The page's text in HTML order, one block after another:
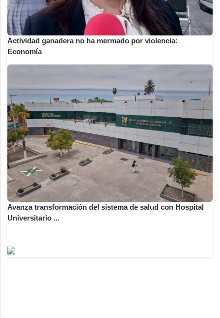
Actividad ganadera no ha mermado por violencia:
Economía
Avanza transformación del sistema de salud con Hospital
Universitario ...